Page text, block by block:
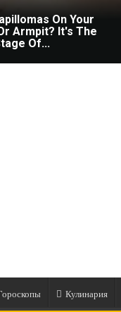
On Your
Armpit? It's The
Of...
Кулинария